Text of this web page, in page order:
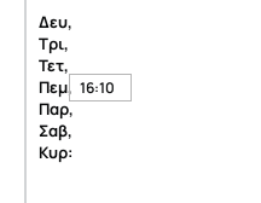
Δευ,
Τρι,
Τετ,
Πεμ,
Παρ,
Σαβ,
Κυρ:
16:10